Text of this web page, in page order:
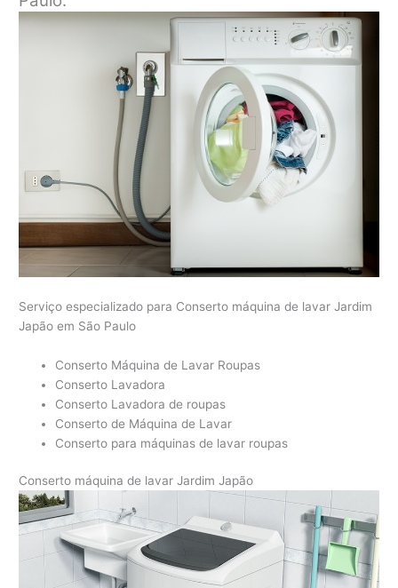
Serviço especializado para Conserto máquina de lavar Jardim
Japão em São Paulo
Conserto Máquina de Lavar Roupas
Conserto Lavadora
Conserto Lavadora de roupas
Conserto de Máquina de Lavar
Conserto para máquinas de lavar roupas
Conserto máquina de lavar Jardim Japão